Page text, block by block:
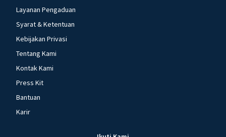
Layanan Pengaduan
Syarat & Ketentuan
Kebijakan Privasi
Tentang Kami
Kontak Kami
Press Kit
Bantuan
Karir